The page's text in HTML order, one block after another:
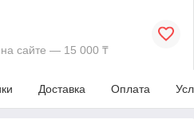
сайте — 15 000 ₸
Доставка Оплата